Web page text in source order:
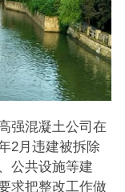
混凝土公司在
2月违建被拆除
公共设施等建
求把整改工作做